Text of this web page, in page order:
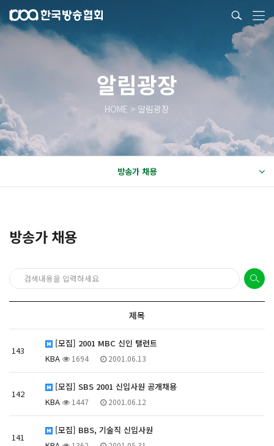
알림광장
HOME > 알림광장
방송가 채용
방송가 채용
제목
143
[모집] 2001 MBC 신인 탤런트
KBA
1694 2001.06.13
142
[모집] SBS 2001 신입사원 공개채용
KBA
1447 2001.06.12
141
[모집] BBS, 기술직 신입사원